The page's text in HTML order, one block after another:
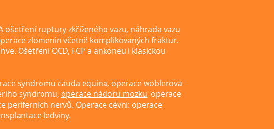
ošetření ruptury zkříženého vazu, náhrada vazu
zlomenin včetně komplikovaných fraktur.
Ošetření OCD, FCP a ankoneu i klasickou
syndromu cauda equina, operace woblerova
syndromu, operace nádoru mozku, operace
periferních nervů. Operace cévní: operace
ledviny.